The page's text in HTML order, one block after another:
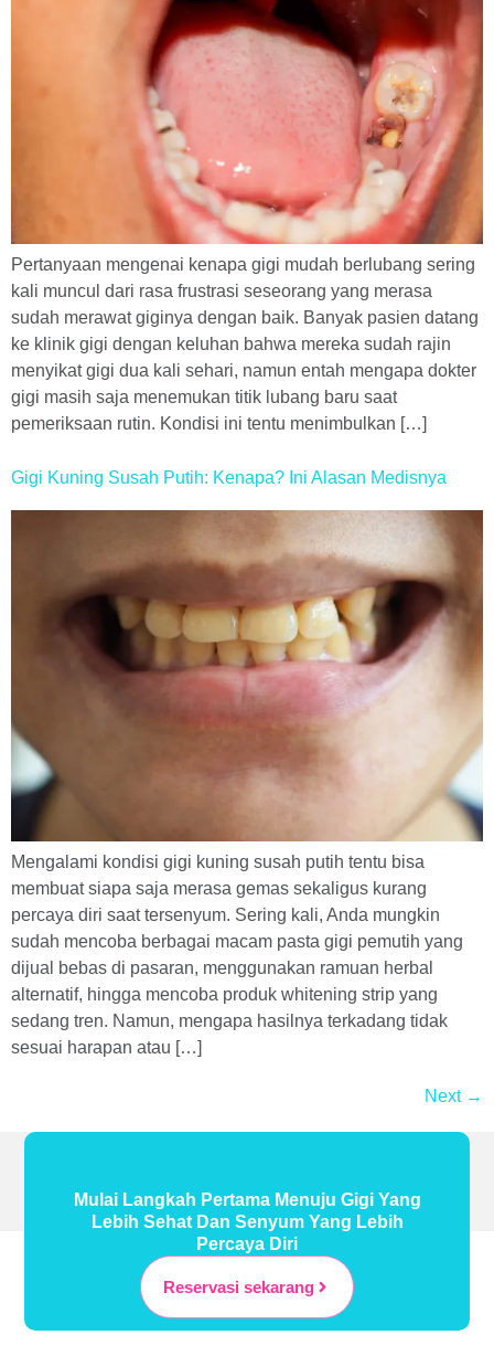
Pertanyaan mengenai kenapa gigi mudah berlubang sering
kali muncul dari rasa frustrasi seseorang yang merasa
sudah merawat giginya dengan baik. Banyak pasien datang
ke klinik gigi dengan keluhan bahwa mereka sudah rajin
menyikat gigi dua kali sehari, namun entah mengapa dokter
gigi masih saja menemukan titik lubang baru saat
pemeriksaan rutin. Kondisi ini tentu menimbulkan […]
Gigi Kuning Susah Putih: Kenapa? Ini Alasan Medisnya
Mengalami kondisi gigi kuning susah putih tentu bisa
membuat siapa saja merasa gemas sekaligus kurang
percaya diri saat tersenyum. Sering kali, Anda mungkin
sudah mencoba berbagai macam pasta gigi pemutih yang
dijual bebas di pasaran, menggunakan ramuan herbal
alternatif, hingga mencoba produk whitening strip yang
sedang tren. Namun, mengapa hasilnya terkadang tidak
sesuai harapan atau […]
Next →
Mulai Langkah Pertama Menuju Gigi Yang
Lebih Sehat Dan Senyum Yang Lebih
Percaya Diri
Reservasi sekarang